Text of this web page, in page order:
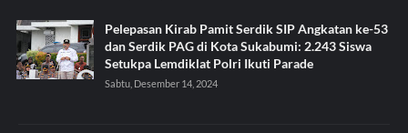
Pelepasan Kirab Pamit Serdik SIP Angkatan ke-53
dan Serdik PAG di Kota Sukabumi: 2.243 Siswa
Setukpa Lemdiklat Polri Ikuti Parade
Sabtu, Desember 14, 2024